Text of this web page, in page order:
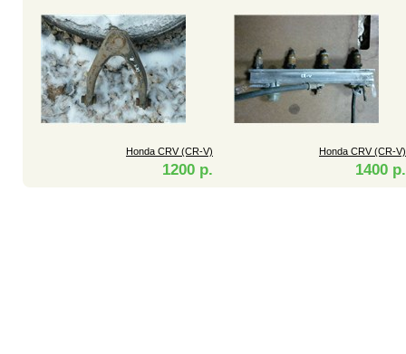
Honda CRV (CR-V)
1200 р.
Honda CRV (CR-V)
1400 р.